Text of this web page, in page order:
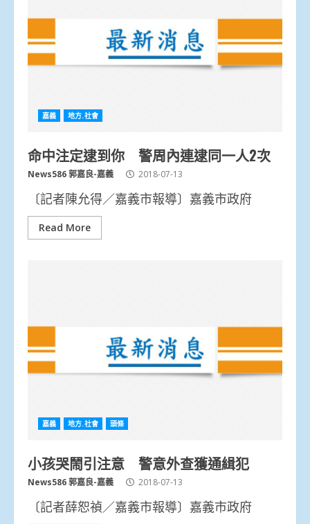
嘉義 地方.社會
命中注定逮到你 警周內連逮同一人2次
News586 郭嘉良-嘉義 2018-07-13
〔記者陳允得／嘉義市報導〕嘉義市政府
Read More
嘉義 地方.社會 頭條
小孩哭鬧引注意 警意外查獲通緝犯
News586 郭嘉良-嘉義 2018-07-13
〔記者薛恕禎／嘉義市報導〕嘉義市政府